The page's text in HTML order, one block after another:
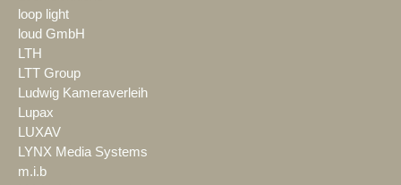
loop light
loud GmbH
LTH
LTT Group
Ludwig Kameraverleih
Lupax
LUXAV
LYNX Media Systems
m.i.b